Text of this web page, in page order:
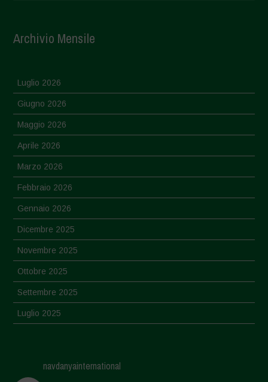
Archivio Mensile
Luglio 2026
Giugno 2026
Maggio 2026
Aprile 2026
Marzo 2026
Febbraio 2026
Gennaio 2026
Dicembre 2025
Novembre 2025
Ottobre 2025
Settembre 2025
Luglio 2025
Aprile 2025
navdanyainternational